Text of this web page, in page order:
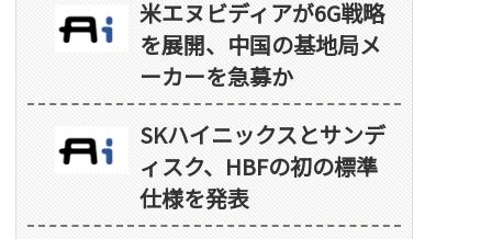
米エヌビディアが6G戦略
を展開、中国の基地局メ
ーカーを急募か
SKハイニックスとサンデ
ィスク、HBFの初の標準
仕様を発表